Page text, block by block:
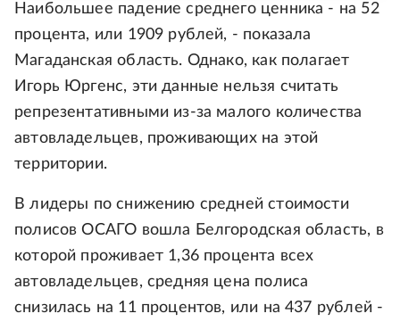
Наибольшее падение среднего ценника - на 52
процента, или 1909 рублей, - показала
Магаданская область. Однако, как полагает
Игорь Юргенс, эти данные нельзя считать
репрезентативными из-за малого количества
автовладельцев, проживающих на этой
территории.
В лидеры по снижению средней стоимости
полисов ОСАГО вошла Белгородская область, в
которой проживает 1,36 процента всех
автовладельцев, средняя цена полиса
снизилась на 11 процентов, или на 437 рублей -